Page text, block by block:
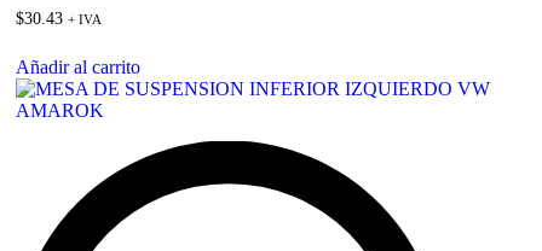
$30.43 + IVA
Añadir al carrito